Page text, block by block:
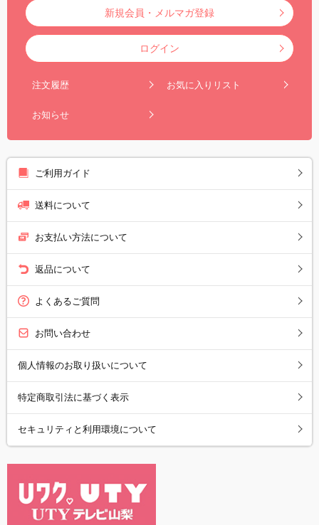
新規会員・メルマガ登録
ログイン
注文履歴 お気に入りリスト
お知らせ
ご利用ガイド
送料について
お支払い方法について
返品について
よくあるご質問
お問い合わせ
個人情報のお取り扱いについて
特定商取引法に基づく表示
セキュリティと利用環境について